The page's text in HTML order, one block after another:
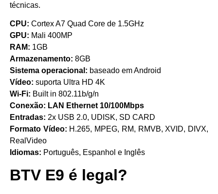
técnicas.
CPU: Cortex A7 Quad Core de 1.5GHz
GPU: Mali 400MP
RAM: 1GB
Armazenamento: 8GB
Sistema operacional: baseado em Android
Vídeo: suporta Ultra HD 4K
Wi-Fi: Built in 802.11b/g/n
Conexão: LAN Ethernet 10/100Mbps
Entradas: 2x USB 2.0, UDISK, SD CARD
Formato Vídeo: H.265, MPEG, RM, RMVB, XVID, DIVX,
RealVideo
Idiomas: Português, Espanhol e Inglês
BTV E9 é legal?